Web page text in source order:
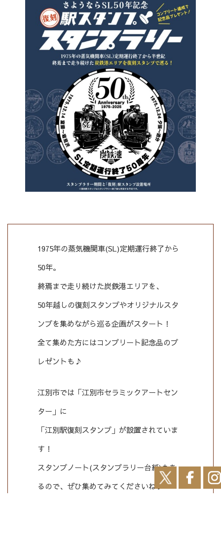
1975年の蒸気機関車(SL)定期運行終了から
50年。
終焉まで走り続けた炭鉄港エリアを、
50年越しの復刻スタンプやオリジナルスタ
ンプを集めながら巡る企画がスタート！
全て集めた方にはコンプリート記念品のプ
レゼントも♪
江別市では「江別市セラミックアートセン
ター」に
「江別駅復刻スタンプ」が設置されていま
す！
スタンプノート(スタンプラリー台紙)もあ
るので、ぜひ集めてみてくださいね♪